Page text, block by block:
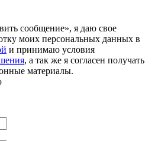
сообщение», я даю свое
моих персональных данных в
и принимаю условия
, а так же я согласен получать
материалы.